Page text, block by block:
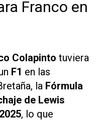
Franco en
Colapinto tuviera
F1 en las
la Fórmula
de Lewis
, lo que